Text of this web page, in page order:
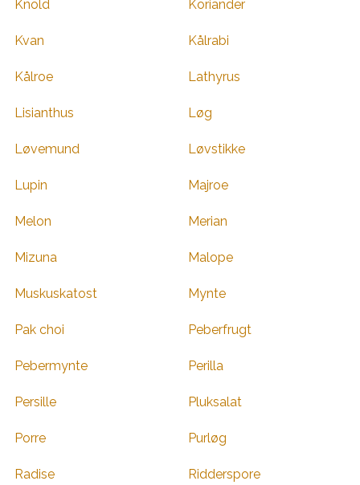
Knold Koriander
Kvan Kålrabi
Kålroe Lathyrus
Lisianthus Løg
Løvemund Løvstikke
Lupin Majroe
Melon Merian
Mizuna Malope
Muskuskatost Mynte
Pak choi Peberfrugt
Pebermynte Perilla
Persille Pluksalat
Porre Purløg
Radise Ridderspore